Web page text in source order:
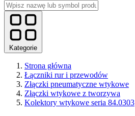
Kategorie
Strona główna
Łączniki rur i przewodów
Złączki pneumatyczne wtykowe
Złączki wtykowe z tworzywa
Kolektory wtykowe seria 84.0303